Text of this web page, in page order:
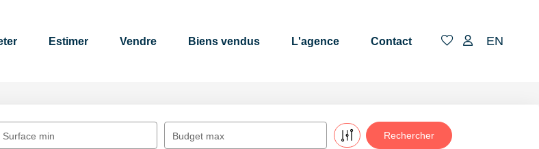
Estimer Vendre Biens vendus L'agence Contact EN
Surface min Budget max